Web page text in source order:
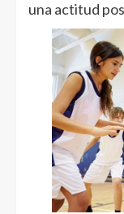
una actitud